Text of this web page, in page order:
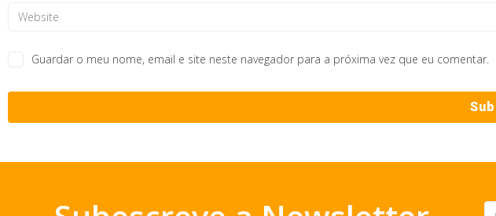
Guardar o meu nome, email e site neste navegador para a próxima vez que eu comentar.